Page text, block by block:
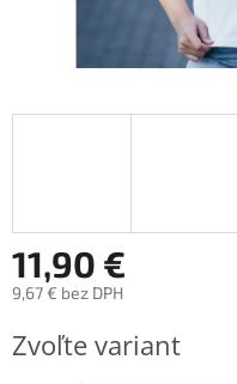
11,90 €
9,67 € bez DPH
cena:
Zvoľte variant